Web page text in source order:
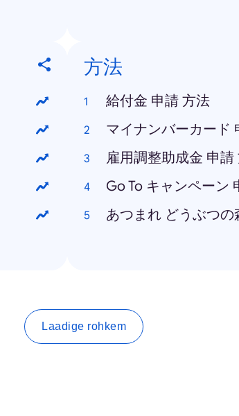
方法
給付金 申請 方法
マイナンバーカード
雇用調整助成金 申請
Go To キャンペーン
あつまれ どうぶつ
Laadige rohkem